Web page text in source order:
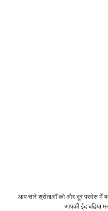
आप सारे श्रोताओँ को और दूर परदेस मेँ बसे
आपकी ईद बढिया